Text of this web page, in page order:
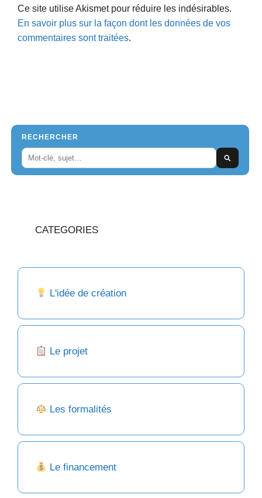
Ce site utilise Akismet pour réduire les indésirables.
En savoir plus sur la façon dont les données de vos
commentaires sont traitées.
RECHERCHER
CATEGORIES
L'idée de création
Le projet
Les formalités
Le financement